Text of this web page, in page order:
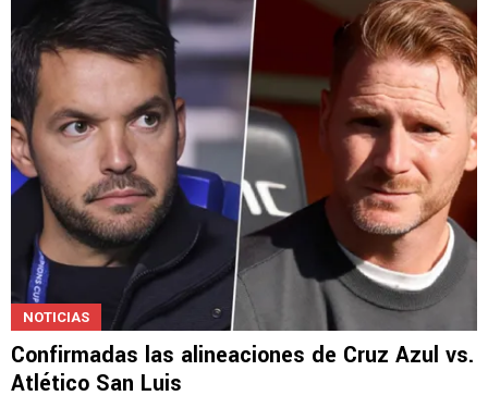
La millonaria pérdida de Cruz Azul si el Toro
Fernández se va libre